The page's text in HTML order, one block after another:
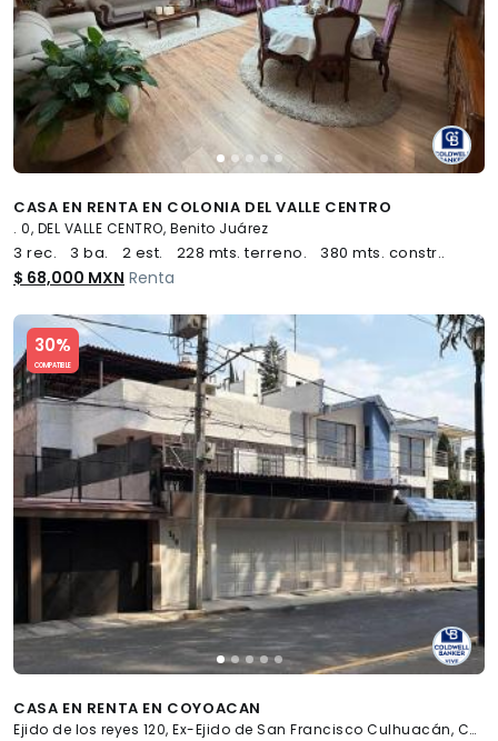
CASA EN RENTA EN COLONIA DEL VALLE CENTRO
. 0, DEL VALLE CENTRO, Benito Juárez
3 rec. 3 ba. 2 est. 228 mts. terreno. 380 mts. constr..
$ 68,000 MXN Renta
30%
COMPATIBLE
Slide 1 of 5
CASA EN RENTA EN COYOACAN
Ejido de los reyes 120, Ex-Ejido de San Francisco Culhuacán, Coyoacán